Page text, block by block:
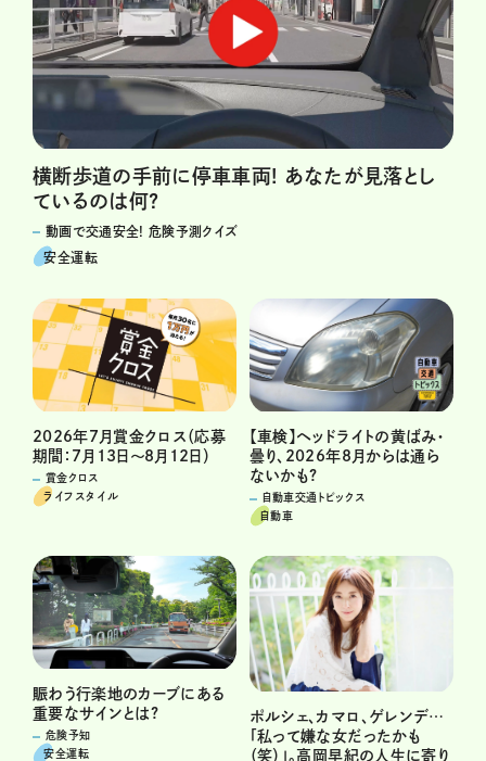
横断歩道の手前に停車車両! あなたが見落とし
ているのは何?
動画で交通安全! 危険予測クイズ
安全運転
2026年7月賞金クロス（応募
期間：7月13日～8月12日）
賞金クロス
ライフスタイル
【車検】ヘッドライトの黄ばみ・
曇り、2026年8月からは通ら
ないかも?
自動車交通トピックス
自動車
賑わう行楽地のカーブにある
重要なサインとは?
危険予知
安全運転
ポルシェ、カマロ、ゲレンデ…
「私って嫌な女だったかも
（笑）」。高岡早紀の人生に寄り